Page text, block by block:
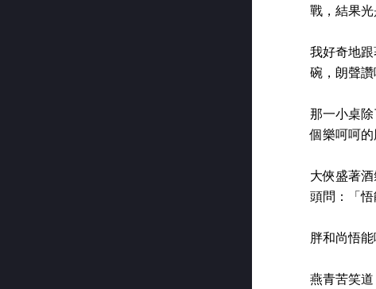
戰，結果
我好奇地
碗，朗聲
那一小桌
個樂呵呵
大俠盛著
頭問：「悟
胖和尚悟
燕青苦笑